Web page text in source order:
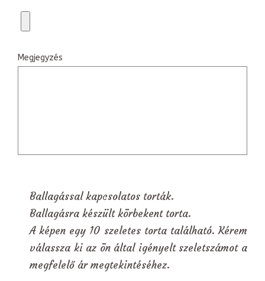
Megjegyzés
Ballagással kapcsolatos torták.
Ballagásra készült körbekent torta.
A képen egy 10 szeletes torta található. Kérem
válassza ki az ön által igényelt szeletszámot a
megfelelő ár megtekintéséhez.